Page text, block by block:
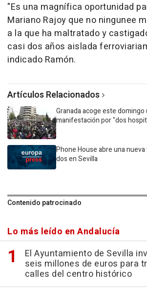
"Es una magnífica oportunidad
Mariano Rajoy que no ningunee
a la que ha maltratado y
casi dos años aislada
indicado Ramón.
Artículos Relacionados
Granada acoge este domingo
manifestación por "dos
Phone House abre una
dos en Sevilla
Contenido patrocinado
Lo más leído en Andalucía
El Ayuntamiento de Sevilla
seis millones de euros para
calles del centro histórico